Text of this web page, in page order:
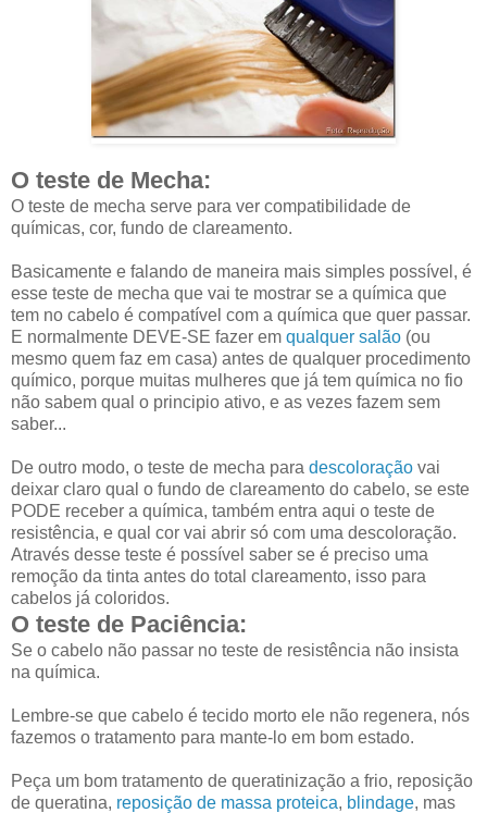
O teste de Mecha:
O teste de mecha serve para ver compatibilidade de
químicas, cor, fundo de clareamento.
Basicamente e falando de maneira mais simples possível, é
esse teste de mecha que vai te mostrar se a química que
tem no cabelo é compatível com a química que quer passar.
E normalmente DEVE-SE fazer em qualquer salão (ou
mesmo quem faz em casa) antes de qualquer procedimento
químico, porque muitas mulheres que já tem química no fio
não sabem qual o principio ativo, e as vezes fazem sem
saber...
De outro modo, o teste de mecha para descoloração vai
deixar claro qual o fundo de clareamento do cabelo, se este
PODE receber a química, também entra aqui o teste de
resistência, e qual cor vai abrir só com uma descoloração.
Através desse teste é possível saber se é preciso uma
remoção da tinta antes do total clareamento, isso para
cabelos já coloridos.
O teste de Paciência:
Se o cabelo não passar no teste de resistência não insista
na química.
Lembre-se que cabelo é tecido morto ele não regenera, nós
fazemos o tratamento para mante-lo em bom estado.
Peça um bom tratamento de queratinização a frio, reposição
de queratina, reposição de massa proteica, blindage, mas